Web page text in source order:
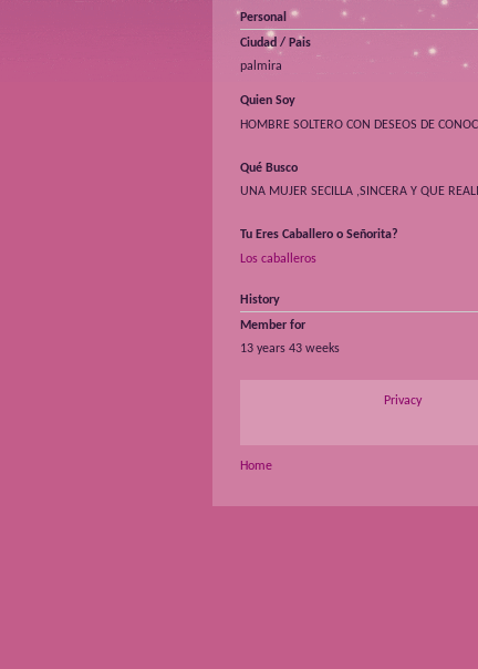
Personal
Ciudad / Pais
palmira
Quien Soy
HOMBRE SOLTERO CON DESEOS DE
Qué Busco
UNA MUJER SECILLA ,SINCERA Y QUE
Tu Eres Caballero o Señorita?
Los caballeros
History
Member for
13 years 43 weeks
Privacy
Home